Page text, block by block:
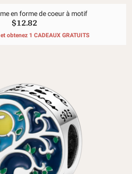
en forme de coeur à motif
$12.82
obtenez 1 CADEAUX GRATUITS